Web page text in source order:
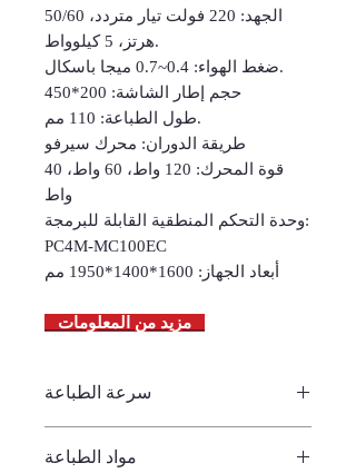
الجهد: 220 فولت تيار متردد، 50/60
هرتز، 5 كيلوواط.
ضغط الهواء: 0.4~0.7 ميجا باسكال.
حجم إطار الشاشة: 200*450
طول الطباعة: 110 مم.
طريقة الدوران: محرك سيرفو
قوة المحرك: 120 واط، 60 واط، 40
واط
وحدة التحكم المنطقية القابلة للبرمجة:
PC4M-MC100EC
أبعاد الجهاز: 1600*1400*1950 مم
سرعة الطباعة
مواد الطباعة